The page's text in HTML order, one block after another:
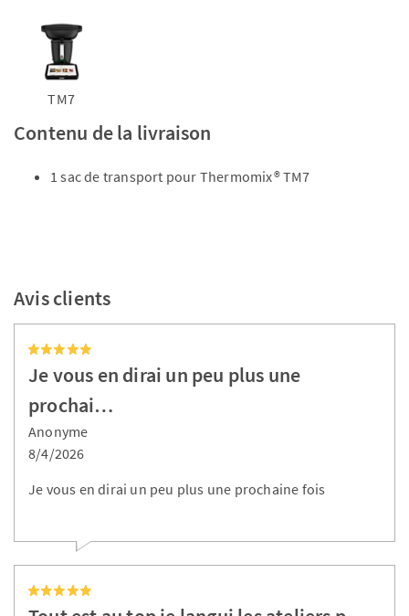
TM7
Contenu de la livraison
1 sac de transport pour Thermomix® TM7
Avis clients
Je vous en dirai un peu plus une
prochai…
Anonyme
8/4/2026
Je vous en dirai un peu plus une prochaine fois